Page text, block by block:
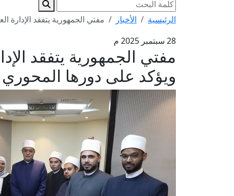
الرئيسية الأخبار
مفتي الجمهورية يتفقد الإدارة
28 سبتمبر 2025 م
مفتي الجمهورية يتفقد
ويؤكد على دورها